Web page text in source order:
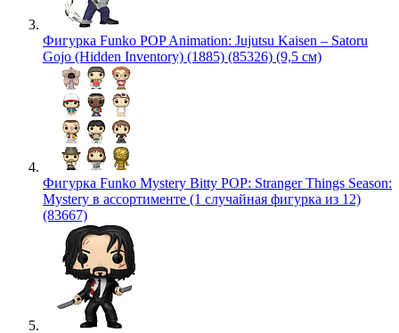
Фигурка Funko POP Animation: Jujutsu Kaisen – Satoru
Gojo (Hidden Inventory) (1885) (85326) (9,5 см)
Фигурка Funko Mystery Bitty POP: Stranger Things Season:
Mystery в ассортименте (1 случайная фигурка из 12)
(83667)